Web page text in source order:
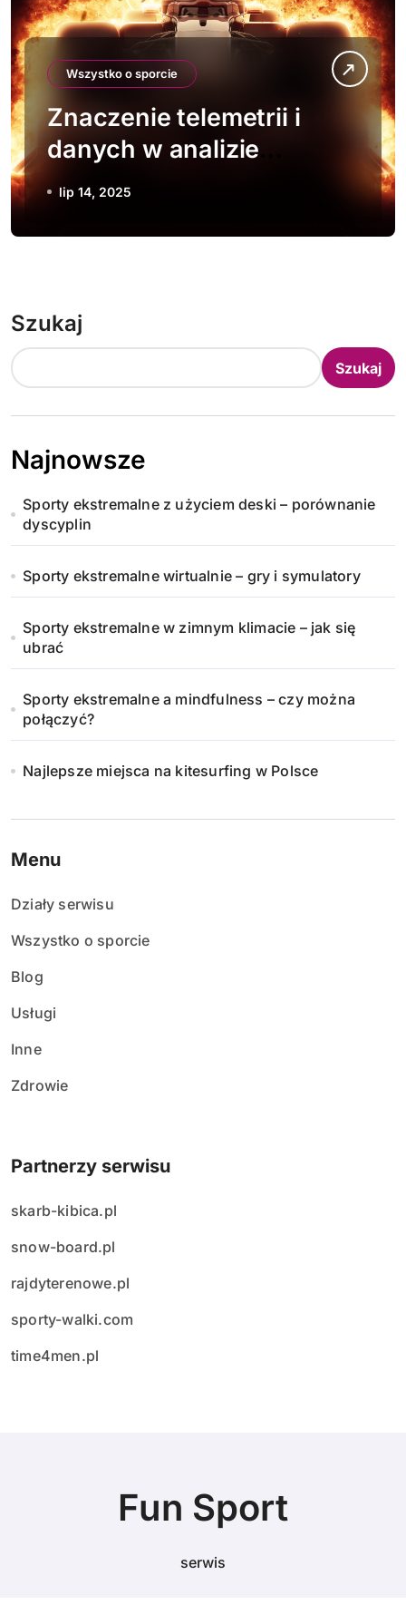
Wszystko o sporcie
Znaczenie telemetrii i
danych w analizie
wyścigów F1
lip 14, 2025
Szukaj
Szukaj
Najnowsze
Sporty ekstremalne z użyciem deski – porównanie
dyscyplin
Sporty ekstremalne wirtualnie – gry i symulatory
Sporty ekstremalne w zimnym klimacie – jak się
ubrać
Sporty ekstremalne a mindfulness – czy można
połączyć?
Najlepsze miejsca na kitesurfing w Polsce
Menu
Działy serwisu
Wszystko o sporcie
Blog
Usługi
Inne
Zdrowie
Partnerzy serwisu
skarb-kibica.pl
snow-board.pl
rajdyterenowe.pl
sporty-walki.com
time4men.pl
Fun Sport
serwis